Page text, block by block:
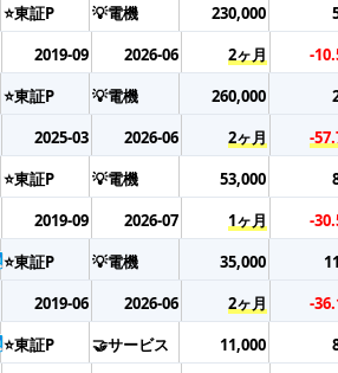
⭐東証P 💡電機 230,000
2019-09 2026-06 2ヶ月
-
⭐東証P 💡電機 260,000
2025-03 2026-06 2ヶ月
-
⭐東証P 💡電機 53,000
2019-09 2026-07 1ヶ月
-
⭐東証P 💡電機 35,000
2019-06 2026-06 2ヶ月
-
⭐東証P 🤝サービス 11,000